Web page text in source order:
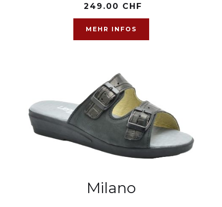
249.00 CHF
MEHR INFOS
Milano